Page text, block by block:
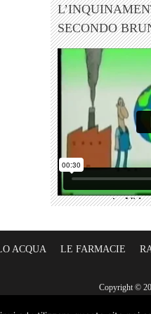
SECONDO
ACQUA LE FARMACIE
Copyright ©